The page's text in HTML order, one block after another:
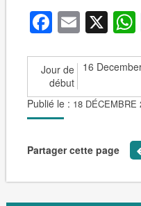
Email
X
Jour de
début
16
Publié le : 18 DÉCEMBRE
Partager cette page